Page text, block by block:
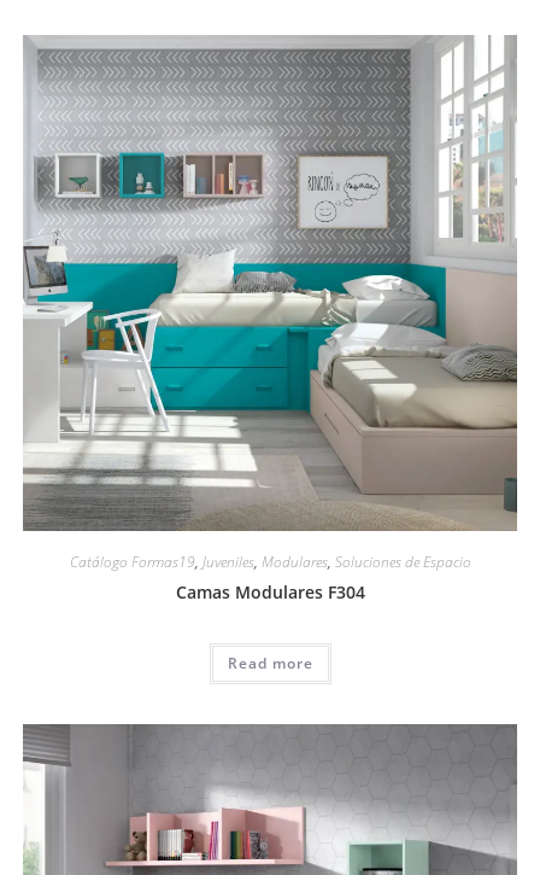
Catálogo Formas19, Juveniles, Modulares, Soluciones de Espacio
Camas Modulares F304
Read more